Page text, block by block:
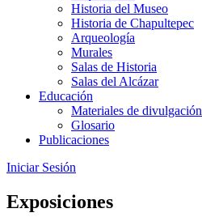
Historia del Museo
Historia de Chapultepec
Arqueología
Murales
Salas de Historia
Salas del Alcázar
Educación
Materiales de divulgación
Glosario
Publicaciones
Iniciar Sesión
Exposiciones